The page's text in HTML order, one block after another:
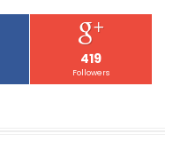
419
Followers